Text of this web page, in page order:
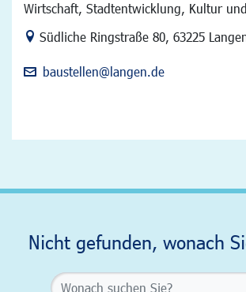
Wirtschaft, Stadtentwicklung, Kultur
Link zur Google-Maps Navigation
Südliche Ringstraße 80, 63225
baustellen@langen.de
Nicht gefunden, wonach